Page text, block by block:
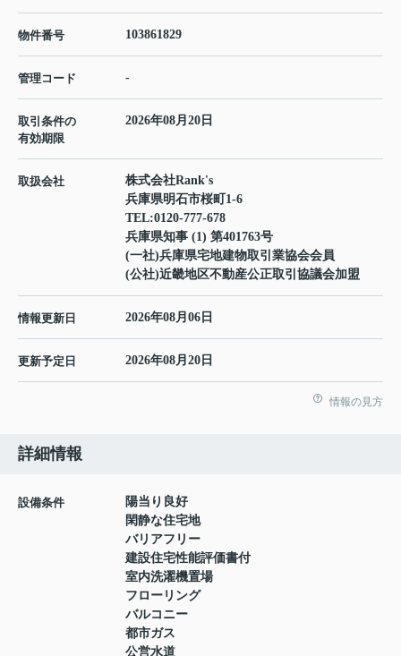
物件番号 103861829
管理コード -
取引条件の
有効期限
2026年08月20日
取扱会社
株式会社Rank's
兵庫県明石市桜町1-6
TEL:0120-777-678
兵庫県知事 (1) 第401763号
(一社)兵庫県宅地建物取引業協会会員
(公社)近畿地区不動産公正取引協議会加盟
情報更新日 2026年08月06日
更新予定日 2026年08月20日
情報の見方
詳細情報
設備条件
陽当り良好
閑静な住宅地
バリアフリー
建設住宅性能評価書付
室内洗濯機置場
フローリング
バルコニー
都市ガス
公営水道